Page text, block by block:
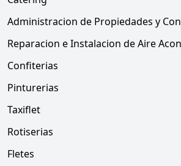
Administracion de Propiedades y
Reparacion e Instalacion de Aire
Confiterias
Pinturerias
Taxiflet
Rotiserias
Fletes